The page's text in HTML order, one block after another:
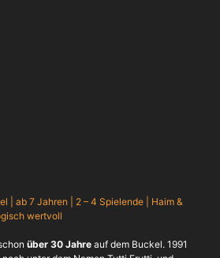
| ab 7 Jahren | 2 – 4 Spielende | Haim &
wertvoll
über 30 Jahreauf dem Buckel. 1991